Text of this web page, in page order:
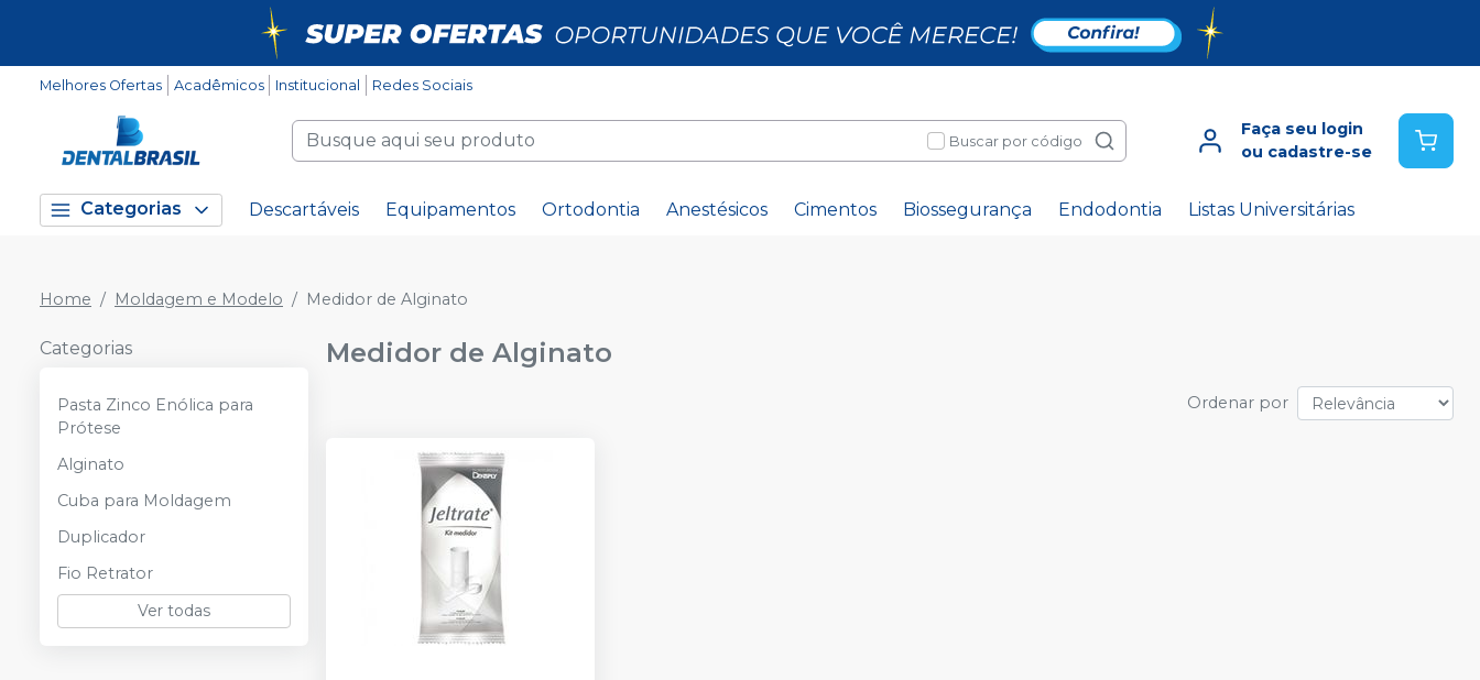
Melhores Ofertas Acadêmicos Institucional Redes Sociais
Buscar por código
Faça seu login
ou cadastre-se
Categorias Descartáveis Equipamentos Ortodontia Anestésicos Cimentos Biossegurança Endodontia Listas Universitárias
Home Moldagem e Modelo Medidor de Alginato
Categorias
Pasta Zinco Enólica para
Prótese
Alginato
Cuba para Moldagem
Duplicador
Fio Retrator
Ver todas
Medidor de Alginato
Ordenar por